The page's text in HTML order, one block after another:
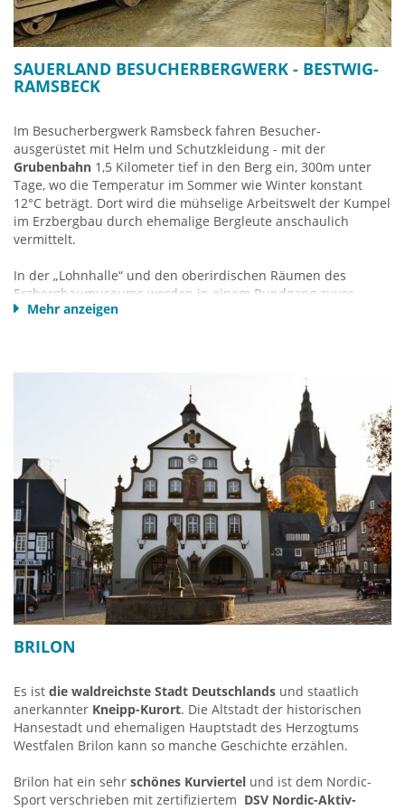
Halloween-Atmosphäre.
Öffnungs/Saisonzeiten:Ostern bis Anfang November
Außerhalb der Ferien ist nicht an allen Wochentagen
geöffnet.
FORT FUN Abenteuerland
Aurorastrasse
59909 Bestwig –Wasserfall
Telefon: +49 2905 / 810
Info-Hotline: +49 2905 / 81123
Email:post@fortfun.de
www.fortfun.de
SAUERLAND BESUCHERBERGWERK - BESTWIG-
RAMSBECK
Im Besucherbergwerk Ramsbeck fahren Besucher-
ausgerüstet mit Helm und Schutzkleidung - mit der
Grubenbahn 1,5 Kilometer tief in den Berg ein, 300m unter
Tage, wo die Temperatur im Sommer wie Winter konstant
12°C beträgt. Dort wird die mühselige Arbeitswelt der Kumpel
im Erzbergbau durch ehemalige Bergleute anschaulich
vermittelt.
In der „Lohnhalle“ und den oberirdischen Räumen des
Erzbergbaumuseums werden in einem Rundgang zuvor
Geschichte, Maschinen und Technik der verschiedenen
Sauerländer Besucherbergwerk Ramsbeck
info@sauerlaender-besucherbergwerk.de
www.sauerlaender-besucherbergwerk.de
Mehr anzeigen
BRILON
Es ist die waldreichste Stadt Deutschlands und staatlich
anerkannter Kneipp-Kurort. Die Altstadt der historischen
Hansestadt und ehemaligen Hauptstadt des Herzogtums
Westfalen Brilon kann so manche Geschichte erzählen.
Brilon hat ein sehr schönes Kurviertel und ist dem Nordic-
Sport verschrieben mit zertifiziertem DSV Nordic-Aktiv-